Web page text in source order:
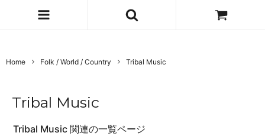
Home Folk / World / Country Tribal Music
Tribal Music
Tribal Music 関連の一覧ページ